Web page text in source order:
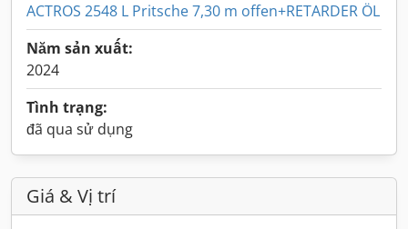
ACTROS 2548 L Pritsche 7,30 m offen+RETARDER ÖL
Năm sản xuất:
2024
Tình trạng:
đã qua sử dụng
Giá & Vị trí